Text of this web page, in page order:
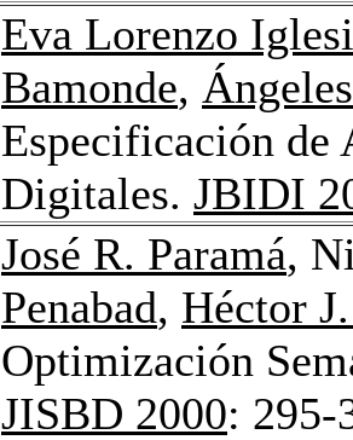
Eva Lorenzo
Bamonde,
Especificación de
Digitales. JBIDI
José R. Paramá,
Penabad, Héctor
Optimización
JISBD 2000: 295-